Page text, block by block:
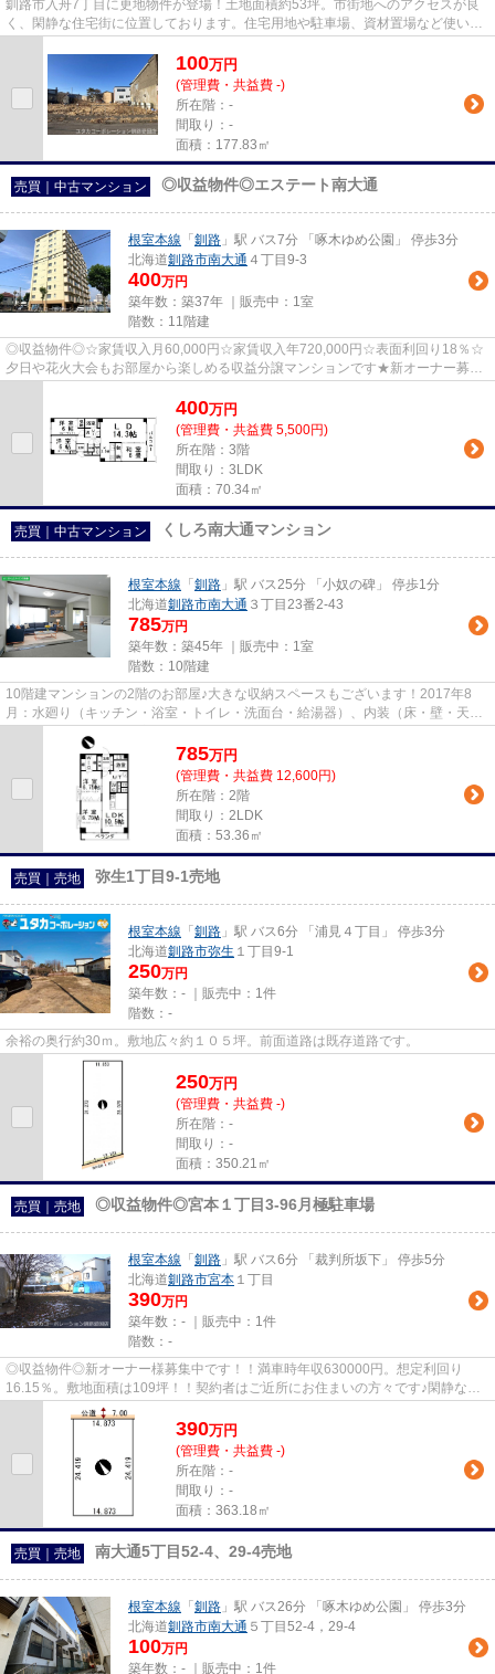
釧路市入舟7丁目に更地物件が登場！土地面積約53坪。市街地へのアクセスが良
く、閑静な住宅街に位置しております。住宅用地や駐車場、資材置場など使い方
100万円
(管理費・共益費 -)
所在階：-
間取り：-
面積：177.83㎡
売買｜中古マンション ◎収益物件◎エステート南大通
根室本線 「 釧路 」駅 バス7分 「啄木ゆめ公園」 停歩3分
北海道釧路市南大通 ４丁目9-3
400万円
築年数：築37年 ｜販売中： 1室
階数：11階建
◎収益物件◎☆家賃収入月60,000円☆家賃収入年720,000円☆表面利回り18％☆
夕日や花火大会もお部屋から楽しめる収益分譲マンションです★新オーナー募集
400万円
(管理費・共益費 5,500円)
所在階：3階
間取り：3LDK
面積：70.34㎡
売買｜中古マンション くしろ南大通マンション
根室本線 「 釧路 」駅 バス25分 「小奴の碑」 停歩1分
北海道釧路市南大通 ３丁目23番2-43
785万円
築年数：築45年 ｜販売中： 1室
階数：10階建
10階建マンションの2階のお部屋♪大きな収納スペースもございます！2017年8
月：水廻り（キッチン・浴室・トイレ・洗面台・給湯器）、内装（床・壁・天
785万円
(管理費・共益費 12,600円)
所在階：2階
間取り：2LDK
面積：53.36㎡
売買｜売地 弥生1丁目9-1売地
根室本線 「 釧路 」駅 バス6分 「浦見４丁目」 停歩3分
北海道釧路市弥生 １丁目9-1
250万円
築年数：- ｜販売中： 1件
階数：-
余裕の奥行約30ｍ。敷地広々約１０５坪。前面道路は既存道路です。
250万円
(管理費・共益費 -)
所在階：-
間取り：-
面積：350.21㎡
売買｜売地 ◎収益物件◎宮本１丁目3-96月極駐車場
根室本線 「 釧路 」駅 バス6分 「裁判所坂下」 停歩5分
北海道釧路市宮本 １丁目
390万円
築年数：- ｜販売中： 1件
階数：-
◎収益物件◎新オーナー様募集中です！！満車時年収630000円。想定利回り
16.15％。敷地面積は109坪！！契約者はご近所にお住まいの方々です♪閑静な住
宅街で、近隣にはローソン、三慈会病...
390万円
(管理費・共益費 -)
所在階：-
間取り：-
面積：363.18㎡
売買｜売地 南大通5丁目52-4、29-4売地
根室本線 「 釧路 」駅 バス26分 「啄木ゆめ公園」 停歩3分
北海道釧路市南大通 ５丁目52-4，29-4
100万円
築年数：- ｜販売中： 1件